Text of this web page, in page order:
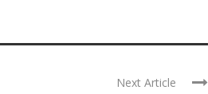
Next Article